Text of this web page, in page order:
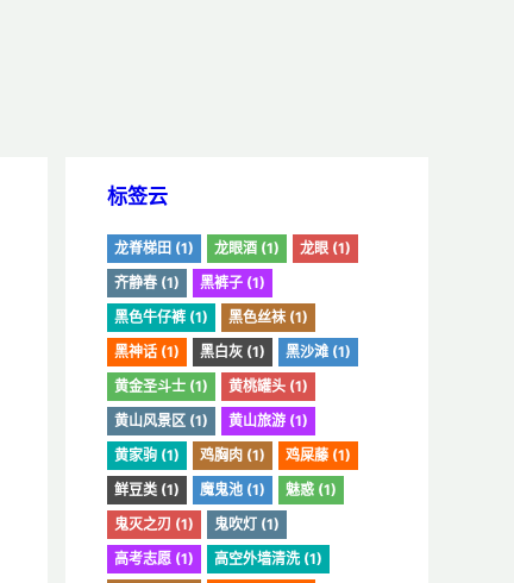
标签云
龙脊梯田 (1) 龙眼酒 (1)
龙眼 (1)
齐静春 (1)
黑裤子 (1)
黑色牛仔裤 (1)
黑色丝袜 (1)
黑神话 (1)
黑白灰 (1)
黑沙滩 (1)
黄金圣斗士 (1)
黄桃罐头 (1)
黄山风景区 (1)
黄山旅游 (1)
黄家驹 (1)
鸡胸肉 (1)
鸡屎藤 (1)
鲜豆类 (1)
魔鬼池 (1)
魅惑 (1)
鬼灭之刃 (1)
鬼吹灯 (1)
高考志愿 (1)
高空外墙清洗 (1)